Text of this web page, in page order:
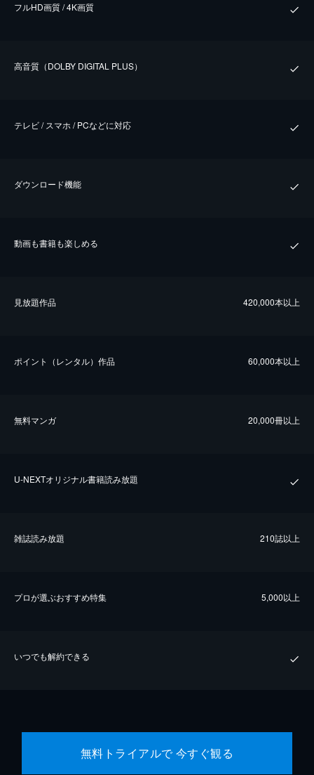
フルHD画質 / 4K画質
⾼⾳質（DOLBY DIGITAL PLUS）
テレビ / スマホ / PCなどに対応
ダウンロード機能
動画も書籍も楽しめる
⾒放題作品 420,000本以上
ポイント（レンタル）作品 60,000本以上
無料マンガ 20,000冊以上
U-NEXTオリジナル書籍読み放題
雑誌読み放題 210誌以上
プロが選ぶおすすめ特集 5,000以上
いつでも解約できる
無料トライアルで 今すぐ観る